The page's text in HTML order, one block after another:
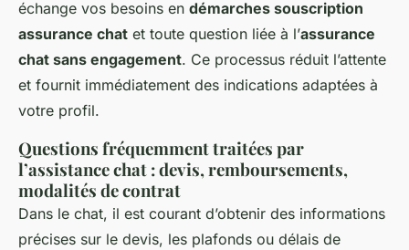
échange vos besoins en démarches souscription
assurance chat et toute question liée à l’assurance
chat sans engagement. Ce processus réduit l’attente
et fournit immédiatement des indications adaptées à
votre profil.
Questions fréquemment traitées par
l’assistance chat : devis, remboursements,
modalités de contrat
Dans le chat, il est courant d’obtenir des informations
précises sur le devis, les plafonds ou délais de